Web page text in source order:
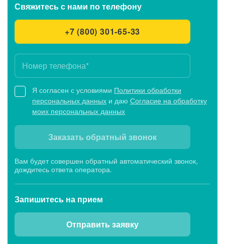
Свяжитесь с нами по телефону
+7 (800) 301-65-33
Я согласен с условиями Политики обработки
персональных данных и даю Согласие на обработку
моих персональных данных
Заказать обратный звонок
Вам будет совершен обратный автоматический звонок,
дождитесь ответа оператора.
Запишитесь на прием
Отправить заявку